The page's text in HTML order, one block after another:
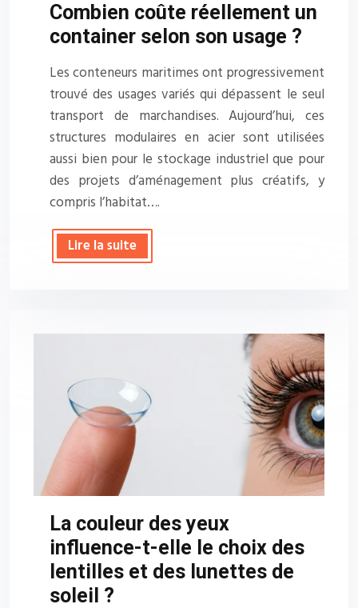
Combien coûte réellement un
container selon son usage ?
Les conteneurs maritimes ont progressivement
trouvé des usages variés qui dépassent le seul
transport de marchandises. Aujourd’hui, ces
structures modulaires en acier sont utilisées
aussi bien pour le stockage industriel que pour
des projets d’aménagement plus créatifs, y
compris l’habitat….
Lire la suite
La couleur des yeux
influence-t-elle le choix des
lentilles et des lunettes de
soleil ?